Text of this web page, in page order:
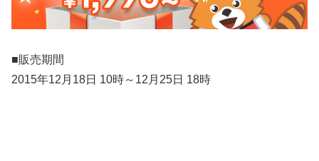
■販売期間
2015年12月18日 10時～12月25日 18時